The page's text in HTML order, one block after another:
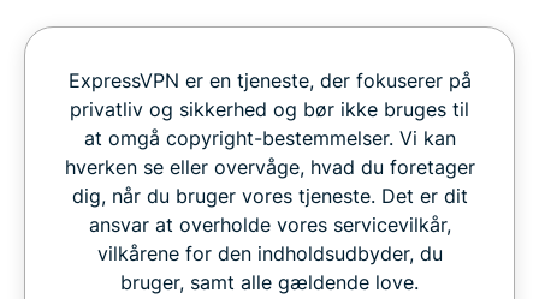
ExpressVPN er en tjeneste, der fokuserer på
privatliv og sikkerhed og bør ikke bruges til
at omgå copyright-bestemmelser. Vi kan
hverken se eller overvåge, hvad du foretager
dig, når du bruger vores tjeneste. Det er dit
ansvar at overholde vores servicevilkår,
vilkårene for den indholdsudbyder, du
bruger, samt alle gældende love.